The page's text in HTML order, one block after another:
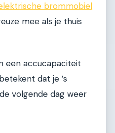
brommobiel
mee als je thuis
een accucapaciteit
dat je ’s
volgende dag weer